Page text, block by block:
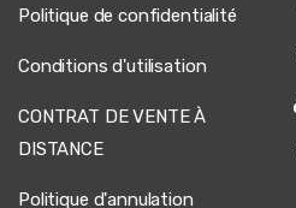
Politique de confidentialité
Conditions d'utilisation
CONTRAT DE VENTE À
DISTANCE
Politique d'annulation